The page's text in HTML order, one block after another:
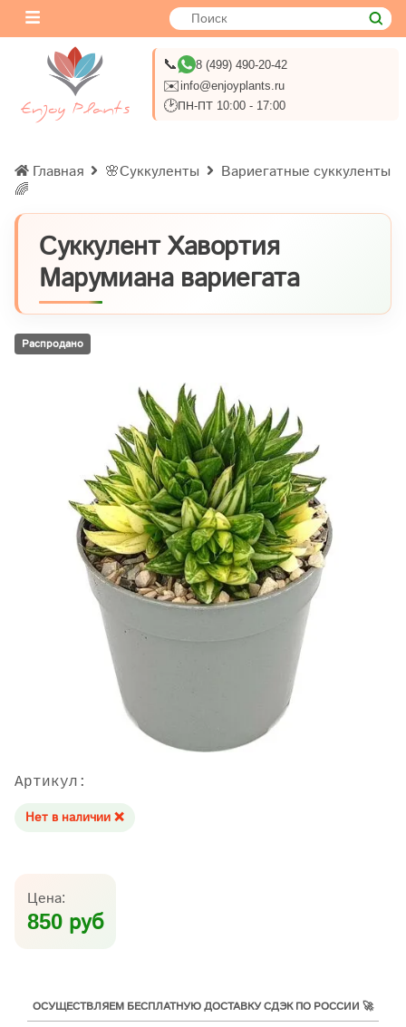
📞 8 (499) 490-20-42
✉️info@enjoyplants.ru
🕑ПН-ПТ 10:00 - 17:00
Главная 🌸Суккуленты
Вариегатные суккуленты
🌈
Суккулент Хавортия
Марумиана вариегата
Распродано
Артикул:
Нет в наличии ❌
Цена:
850 руб
ОСУЩЕСТВЛЯЕМ БЕСПЛАТНУЮ ДОСТАВКУ СДЭК ПО РОССИИ 🚀